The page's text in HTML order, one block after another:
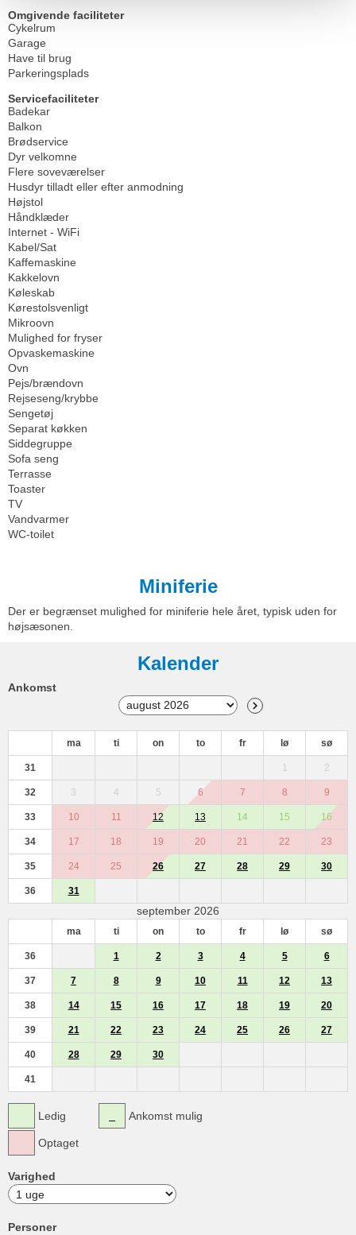
Omgivende faciliteter
Cykelrum
Garage
Have til brug
Parkeringsplads
Servicefaciliteter
Badekar
Balkon
Brødservice
Dyr velkomne
Flere soveværelser
Husdyr tilladt eller efter anmodning
Højstol
Håndklæder
Internet - WiFi
Kabel/Sat
Kaffemaskine
Kakkelovn
Køleskab
Kørestolsvenligt
Mikroovn
Mulighed for fryser
Opvaskemaskine
Ovn
Pejs/brændovn
Rejseseng/krybbe
Sengetøj
Separat køkken
Siddegruppe
Sofa seng
Terrasse
Toaster
TV
Vandvarmer
WC-toilet
Miniferie
Der er begrænset mulighed for miniferie hele året, typisk uden for
højsæsonen.
Kalender
Ankomst
ma ti on to fr lø sø
31 1 2
32 3 4 5 6 7 8 9
33 10 11 12 13 14 15 16
34 17 18 19 20 21 22 23
35 24 25 26 27 28 29 30
36 31
september 2026
ma ti on to fr lø sø
36 1 2 3 4 5 6
37 7 8 9 10 11 12 13
38 14 15 16 17 18 19 20
39 21 22 23 24 25 26 27
40 28 29 30
41
Ledig
Optaget
Ankomst mulig
Varighed
Personer